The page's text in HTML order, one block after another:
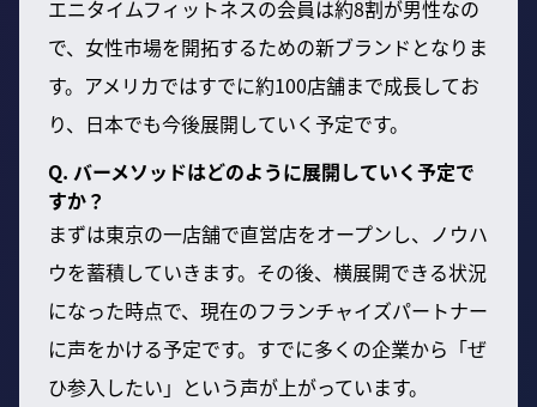
エニタイムフィットネスの会員は約8割が男性なの
で、女性市場を開拓するための新ブランドとなりま
す。アメリカではすでに約100店舗まで成長してお
り、日本でも今後展開していく予定です。
Q. バーメソッドはどのように展開していく予定で
すか？
まずは東京の一店舗で直営店をオープンし、ノウハ
ウを蓄積していきます。その後、横展開できる状況
になった時点で、現在のフランチャイズパートナー
に声をかける予定です。すでに多くの企業から「ぜ
ひ参入したい」という声が上がっています。